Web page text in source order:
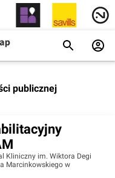
publicznej
Kliniczny im. Wiktora Degi
Marcinkowskiego w